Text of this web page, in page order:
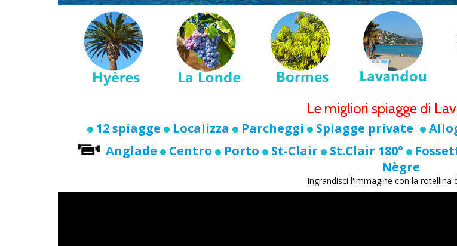
Le migliori spiagge di
12 spiagge Localizza Parcheggi Spiagge private
Anglade
Centro Porto St-Clair St.Clair 180°
Nègre
Ingrandisci l'immagine con la rotellina